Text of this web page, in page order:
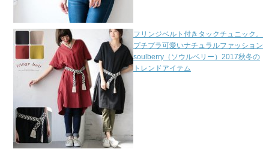
フリンジベルト付きタックチュニック。
プチプラ可愛いナチュラルファッション
soulberry（ソウルベリー）2017秋冬の
トレンドアイテム